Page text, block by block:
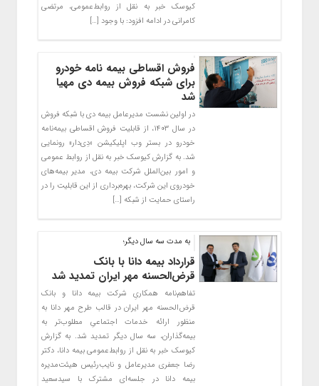
کیوسک خبر به نقل از روابط‌عمومی، مرتضی
کامرانی در ادامه افزود: با وجود […]
فروش اقساطی بیمه نامه خودرو
برای شبکه فروش بیمه دی مهیا
شد
در اولین نشست مدیرعامل بیمه دی با شبکه فروش
در سال ۱۴۰۳، از قابلیت فروش اقساطی بیمه‌نامه
خودرو در بستر وب اپلیکیشن «دِی‌دار» رونمایی
شد. به گزارش کیوسک خبر به نقل از روابط عمومی
و امور بین‌الملل شرکت بیمه دی، مدیر بیمه‌های
خودروی این شرکت، بهره‌برداری از این قابلیت را در
راستای حمایت از شبکه […]
به مدت سه سال دیگر؛
قرارداد بیمه دانا با بانک
قرض‌الحسنه مهر ایران تمدید شد
تفاهم‌‌نامه همکاریِ شرکت بیمه دانا و بانک
قرض‌الحسنه مهر ایران در قالب طرح مهر دانا به
منظور ارائه خدمات‌ اجتماعیِ مطلوب‌تر به
بیمه‌گذاران، سه سال دیگر تمدید شد. به گزارش
کیوسک خبر به نقل از روابط‌عمومی بیمه دانا، دکتر
رضا جعفری مدیرعامل و نایب‌رئیس هیئت‌مدیره
بیمه دانا در جلسه‌ای مشترک با سیدسعید